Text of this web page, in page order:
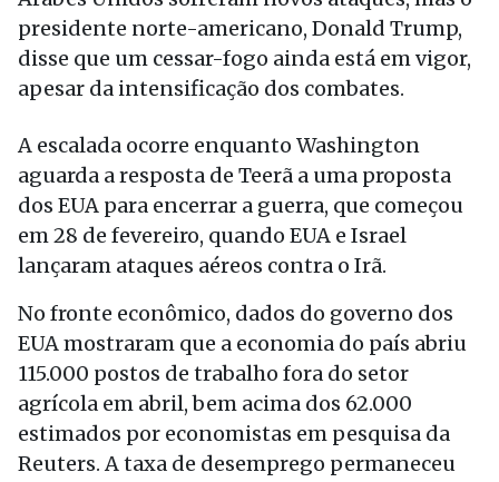
presidente norte-americano, Donald Trump,
disse que um cessar-fogo ainda está em vigor,
apesar da intensificação dos combates.
A escalada ocorre enquanto Washington
aguarda a resposta de Teerã a uma proposta
dos EUA para encerrar a guerra, que começou
em 28 de fevereiro, quando EUA e Israel
lançaram ataques aéreos contra o Irã.
No fronte econômico, dados do governo dos
EUA mostraram que a economia do país abriu
115.000 postos de trabalho fora do setor
agrícola em abril, bem acima dos 62.000
estimados por economistas em pesquisa da
Reuters. A taxa de desemprego permaneceu